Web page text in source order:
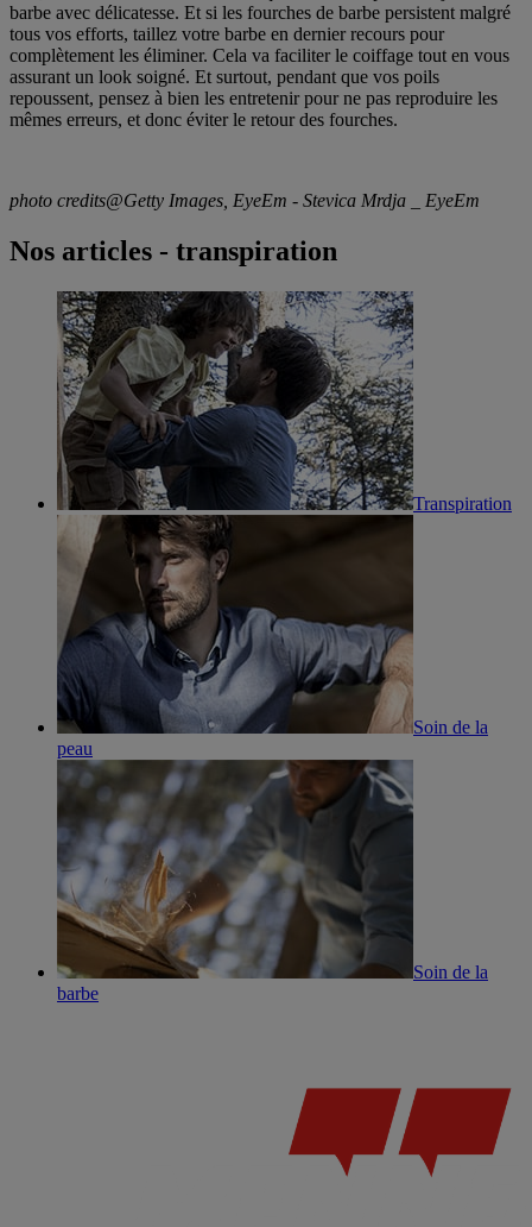
barbe avec délicatesse. Et si les fourches de barbe persistent malgré
tous vos efforts, taillez votre barbe en dernier recours pour
complètement les éliminer. Cela va faciliter le coiffage tout en vous
assurant un look soigné. Et surtout, pendant que vos poils
repoussent, pensez à bien les entretenir pour ne pas reproduire les
mêmes erreurs, et donc éviter le retour des fourches.
photo credits@Getty Images, EyeEm - Stevica Mrdja _ EyeEm
Nos articles - transpiration
Transpiration
Soin de la
peau
Soin de la
barbe